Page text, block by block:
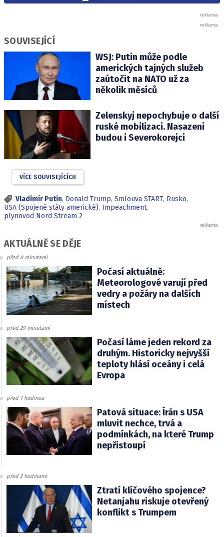
SOUVISEJÍCÍ
WSJ: Putin může podle
amerických tajných služeb
zaútočit na NATO už za
několik měsíců
Zelenskyj nepochybuje o další
ruské mobilizaci. Nasazeni
budou i Severokorejci
VÍCE SOUVISEJÍCÍCH
Vladimír Putin, Donald Trump, Smlouva START, Rusko,
USA (Spojené státy americké), Impeachment,
plynovod Nord Stream 2
AKTUÁLNĚ SE DĚJE
před 8 minutami
Počasí aktuálně:
Meteorologové varují před
vedry a požáry na dalších
místech
před 29 minutami
Počasí láme jeden rekord za
druhým. Historicky nejvyšší
teploty hlásí oceány i celá
Evropa
před 1 hodinou
Patová situace: Írán s USA
mluvit nechce, trvá a
podmínkách, na které Trump
nepřistoupí
před 2 hodinami
Ztratí klíčového spojence?
Netanjahu riskuje otevřený
konflikt s Trumpem